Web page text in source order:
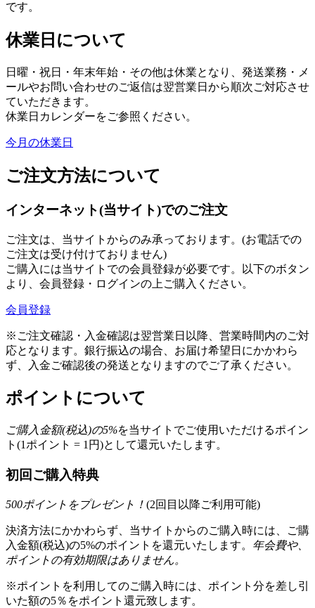
です。
休業日について
日曜・祝日・年末年始・その他は休業となり、発送業務・メ
ールやお問い合わせのご返信は翌営業日から順次ご対応させ
ていただきます。
休業日カレンダーをご参照ください。
今月の休業日
ご注文方法について
インターネット(当サイト)でのご注文
ご注文は、当サイトからのみ承っております。(お電話での
ご注文は受け付けておりません)
ご購入には当サイトでの会員登録が必要です。以下のボタン
より、会員登録・ログインの上ご購入ください。
会員登録
※ご注文確認・入金確認は翌営業日以降、営業時間内のご対
応となります。銀行振込の場合、お届け希望日にかかわら
ず、入金ご確認後の発送となりますのでご了承ください。
ポイントについて
ご購入金額(税込)の5%を当サイトでご使用いただけるポイン
ト(1ポイント = 1円)として還元いたします。
初回ご購入特典
500ポイントをプレゼント！ (2回目以降ご利用可能)
決済方法にかかわらず、当サイトからのご購入時には、ご購
入金額(税込)の5%のポイントを還元いたします。 年会費や、
ポイントの有効期限はありません。
※ポイントを利用してのご購入時には、ポイント分を差し引
いた額の5％をポイント還元致します。